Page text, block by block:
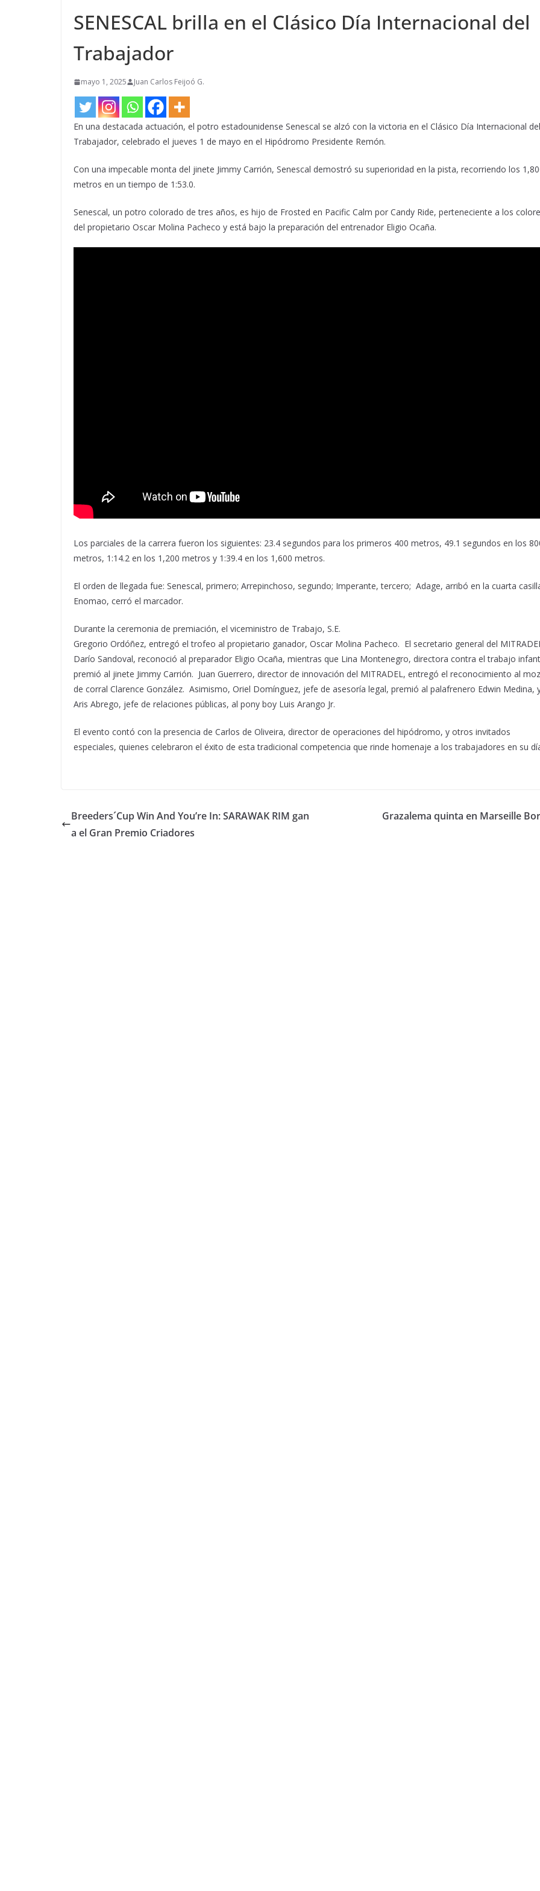
SENESCAL brilla en el Clásico Día Internacional del
Trabajador
mayo 1, 2025 Juan Carlos Feijoó G.
En una destacada actuación, el potro estadounidense Senescal se alzó con la victoria en el Clásico Día Internacional del
Trabajador, celebrado el jueves 1 de mayo en el Hipódromo Presidente Remón.
Con una impecable monta del jinete Jimmy Carrión, Senescal demostró su superioridad en la pista, recorriendo los
metros en un tiempo de 1:53.0.
Senescal, un potro colorado de tres años, es hijo de Frosted en Pacific Calm por Candy Ride, perteneciente a los
del propietario Oscar Molina Pacheco y está bajo la preparación del entrenador Eligio Ocaña.
Los parciales de la carrera fueron los siguientes: 23.4 segundos para los primeros 400 metros, 49.1 segundos en los
metros, 1:14.2 en los 1,200 metros y 1:39.4 en los 1,600 metros.
El orden de llegada fue: Senescal, primero; Arrepinchoso, segundo; Imperante, tercero; Adage, arribó en la cuarta
Enomao, cerró el marcador.
Durante la ceremonia de premiación, el viceministro de Trabajo, S.E.
Gregorio Ordóñez, entregó el trofeo al propietario ganador, Oscar Molina Pacheco. El secretario general del
Darío Sandoval, reconoció al preparador Eligio Ocaña, mientras que Lina Montenegro, directora contra el trabajo
premió al jinete Jimmy Carrión. Juan Guerrero, director de innovación del MITRADEL, entregó el reconocimiento al
de corral Clarence González. Asimismo, Oriel Domínguez, jefe de asesoría legal, premió al palafrenero Edwin Medina,
Aris Abrego, jefe de relaciones públicas, al pony boy Luis Arango Jr.
El evento contó con la presencia de Carlos de Oliveira, director de operaciones del hipódromo, y otros invitados
especiales, quienes celebraron el éxito de esta tradicional competencia que rinde homenaje a los trabajadores en su
Breeders´Cup Win And You’re In: SARAWAK RIM gan
a el Gran Premio Criadores
Grazalema quinta en Marseille